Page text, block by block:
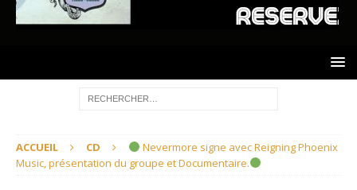
ACCUEIL CD
Nevermore signe avec Reigning Phoenix
Music, présentation du groupe et Documentaire.